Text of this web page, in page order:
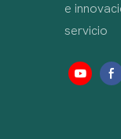
e
servicio